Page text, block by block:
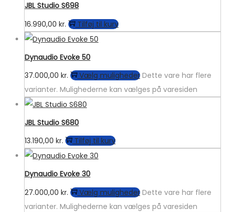
JBL Studio S698
16.990,00 kr. Tilføj til kurv
Dynaudio Evoke 50
37.000,00 kr. Vælg muligheder Dette vare har flere
varianter. Mulighederne kan vælges på varesiden
JBL Studio S680
13.190,00 kr. Tilføj til kurv
Dynaudio Evoke 30
27.000,00 kr. Vælg muligheder Dette vare har flere
varianter. Mulighederne kan vælges på varesiden